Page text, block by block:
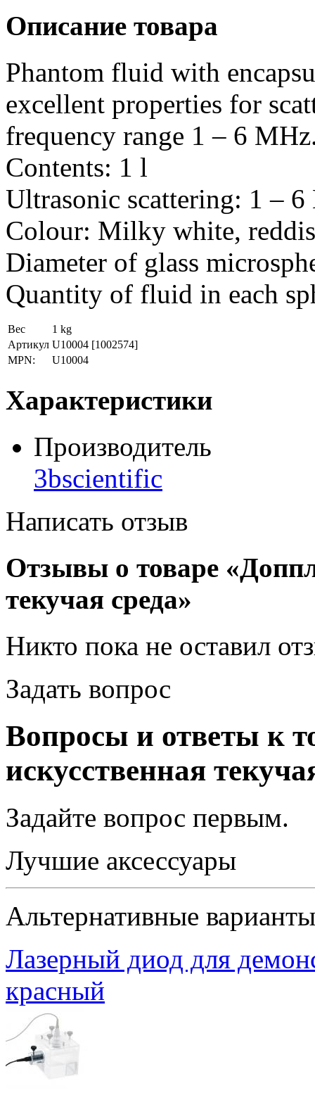
Описание товара
Phantom fluid with
excellent properties for
frequency range 1 – 6
Contents: 1 l
Ultrasonic scattering: 1 –
Colour: Milky white,
Diameter of glass
Quantity of fluid in each
Вес
1 kg
Артикул U10004 [1002574]
MPN:
U10004
Характеристики
Производитель
3bscientific
Написать отзыв
Отзывы о товаре
текучая среда»
Никто пока не оставил
Задать вопрос
Вопросы и ответы к
искусственная
Задайте вопрос первым.
Лучшие аксессуары
Альтернативные варианты
Лазерный диод для
красный